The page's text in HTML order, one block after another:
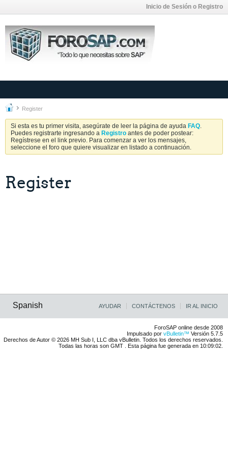
Inicio de Sesión o Registro
Register
Si esta es tu primer visita, asegúrate de leer la página de ayuda FAQ.
Puedes registrarte ingresando a Registro antes de poder postear:
Regístrese en el link previo. Para comenzar a ver los mensajes,
seleccione el foro que quiere visualizar en listado a continuación.
Register
Spanish AYUDAR CONTÁCTENOS IR AL INICIO
ForoSAP online desde 2008
Impulsado por vBulletin™ Versión 5.7.5
Derechos de Autor © 2026 MH Sub I, LLC dba vBulletin. Todos los derechos reservados.
Todas las horas son GMT . Esta página fue generada en 10:09:02.